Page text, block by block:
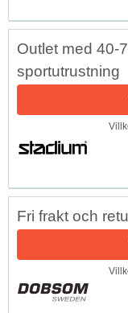
Outlet med 40-
sportutrustning
Fri frakt och